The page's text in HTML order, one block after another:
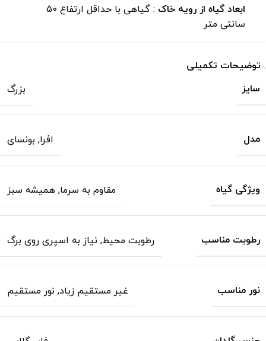
ابعاد گیاه از رویه خاک
: گیاهی با حداقل ارتفاع 50
سانتی متر
توضیحات تکمیلی
سایز
بزرگ
مدل افرا, بونسای
ویژگی گیاه مقاوم به سرما, همیشه سبز
رطوبت مناسب رطوبت محیط, نیاز به اسپری روی برگ
نور مناسب غیر مستقیم زیاد, نور مستقیم